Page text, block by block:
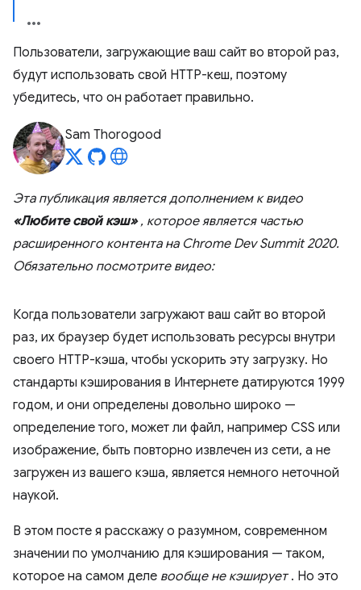
Пользователи, загружающие ваш сайт во второй раз,
будут использовать свой HTTP-кеш, поэтому
убедитесь, что он работает правильно.
Sam Thorogood
Эта публикация является дополнением к видео
«Любите свой кэш», которое является частью
расширенного контента на Chrome Dev Summit 2020.
Обязательно посмотрите видео:
Когда пользователи загружают ваш сайт во второй
раз, их браузер будет использовать ресурсы внутри
своего HTTP-кэша, чтобы ускорить эту загрузку. Но
стандарты кэширования в Интернете датируются 1999
годом, и они определены довольно широко —
определение того, может ли файл, например CSS или
изображение, быть повторно извлечен из сети, а не
загружен из вашего кэша, является немного неточной
наукой.
В этом посте я расскажу о разумном, современном
значении по умолчанию для кэширования — таком,
которое на самом деле вообще не кэширует. Но это